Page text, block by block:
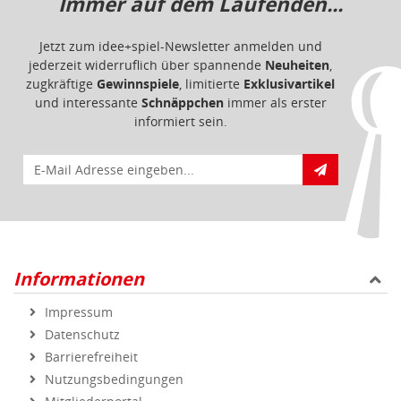
Jetzt zum idee+spiel-Newsletter anmelden und
jederzeit widerruflich über spannende Neuheiten,
zugkräftige Gewinnspiele, limitierte Exklusivartikel
und interessante Schnäppchenimmer als erster
informiert sein.
E-Mail für Newsletteranmeldung
Informationen
Impressum
Datenschutz
Barrierefreiheit
Nutzungsbedingungen